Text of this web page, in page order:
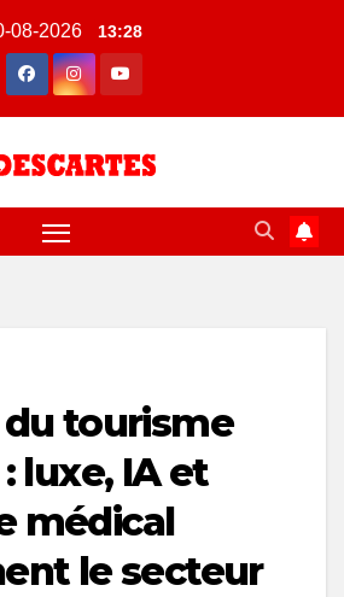
08-2026 13:28
tourisme
luxe, IA et
médical
le secteur